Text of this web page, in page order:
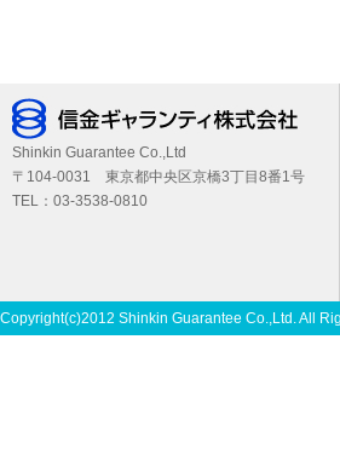
Shinkin Guarantee Co.,Ltd
〒104-0031 東京都中央区京橋3丁目8番1号
TEL：03-3538-0810
Copyright(c)2012 Shinkin Guarantee Co.,Ltd. All